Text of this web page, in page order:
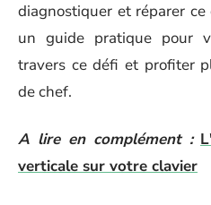
diagnostiquer et réparer
un guide pratique pour
travers ce défi et profiter
de chef.
A lire en complément :
verticale sur votre clavier